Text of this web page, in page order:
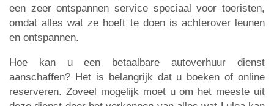
een zeer ontspannen service speciaal voor toeristen,
omdat alles wat ze hoeft te doen is achterover leunen
en ontspannen.
Hoe kan u een betaalbare autoverhuur dienst
aanschaffen? Het is belangrijk dat u boeken of online
reserveren. Zoveel mogelijk moet u om het meeste uit